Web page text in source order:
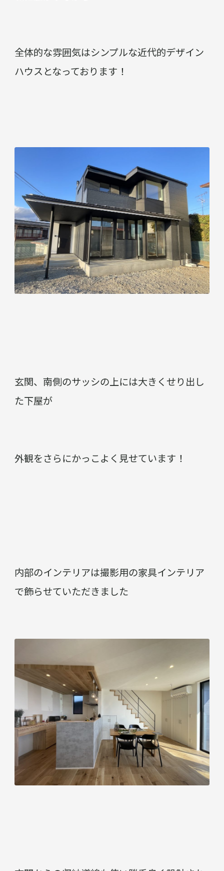
全体的な雰囲気はシンプルな近代的デザイン
ハウスとなっております！
玄関、南側のサッシの上には大きくせり出し
た下屋が
外観をさらにかっこよく見せています！
内部のインテリアは撮影用の家具インテリア
で飾らせていただきました